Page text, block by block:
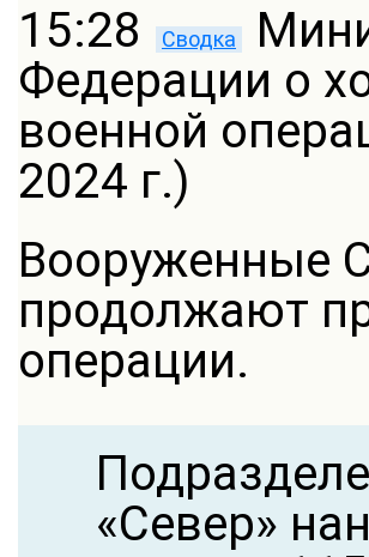
15:28
Сводка
Федерации о
военной
2024 г.)
Вооруженные
продолжают
операции.
«Север»